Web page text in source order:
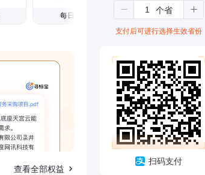
每日仅1.08元
查看全部权益
支付后可进行选择生效省份
扫码支付